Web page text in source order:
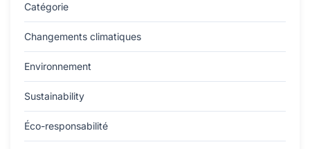
Catégorie
Changements climatiques
Environnement
Sustainability
Éco-responsabilité